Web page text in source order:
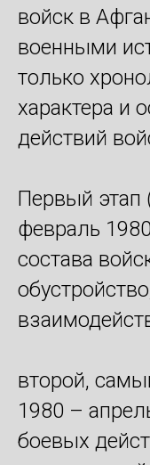
войск в
военными
только
характера и
действий
Первый этап
февраль
состава
второй,
1980 –
боевых